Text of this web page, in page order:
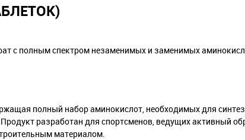
с полным спектром незаменимых и заменимых
полный набор аминокислот, необходимых для
разработан для спортсменов, ведущих активный
материалом.